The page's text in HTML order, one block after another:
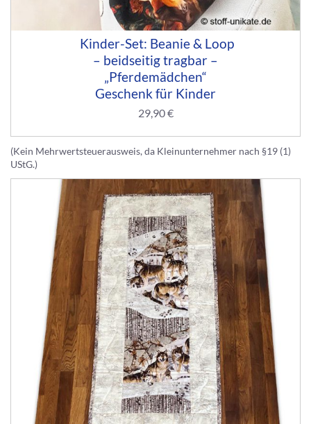
Kinder-Set: Beanie & Loop
– beidseitig tragbar –
„Pferdemädchen“
Geschenk für Kinder
29,90€
(Kein Mehrwertsteuerausweis, da Kleinunternehmer nach §19 (1)
UStG.)